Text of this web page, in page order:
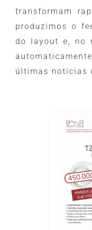
transformam
produzimos o
do layout e, no
últimas notícias